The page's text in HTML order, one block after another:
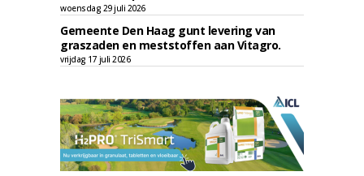
woensdag 29 juli 2026
Gemeente Den Haag gunt levering van
graszaden en meststoffen aan Vitagro.
vrijdag 17 juli 2026